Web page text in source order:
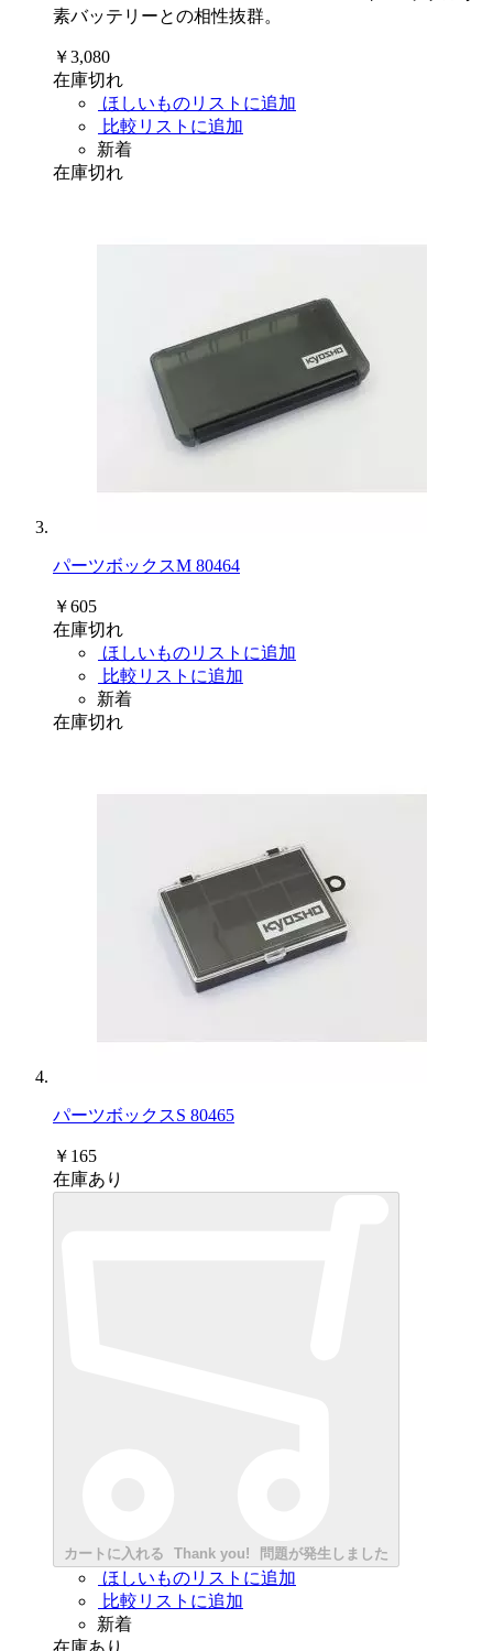
素バッテリーとの相性抜群。
￥3,080
在庫切れ
ほしいものリストに追加
比較リストに追加
新着
在庫切れ
パーツボックスM 80464
￥605
在庫切れ
ほしいものリストに追加
比較リストに追加
新着
在庫切れ
パーツボックスS 80465
￥165
在庫あり
カートに入れる Thank you! 問題が発生しました
ほしいものリストに追加
比較リストに追加
新着